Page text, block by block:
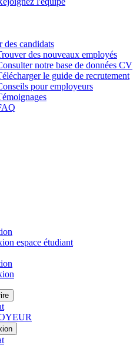
des candidats
des nouveaux employés
notre base de données CV
le guide de recrutement
pour employeurs
espace étudiant